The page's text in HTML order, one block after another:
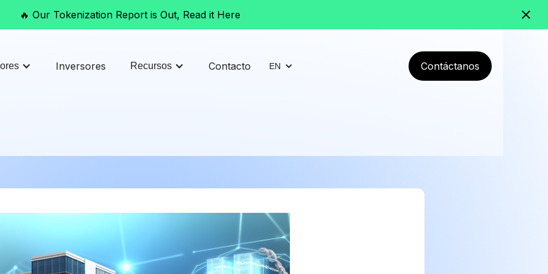
🔥 Our Tokenization Report is Out, Read it Here
Inversores Recursos Contacto EN Contáctanos